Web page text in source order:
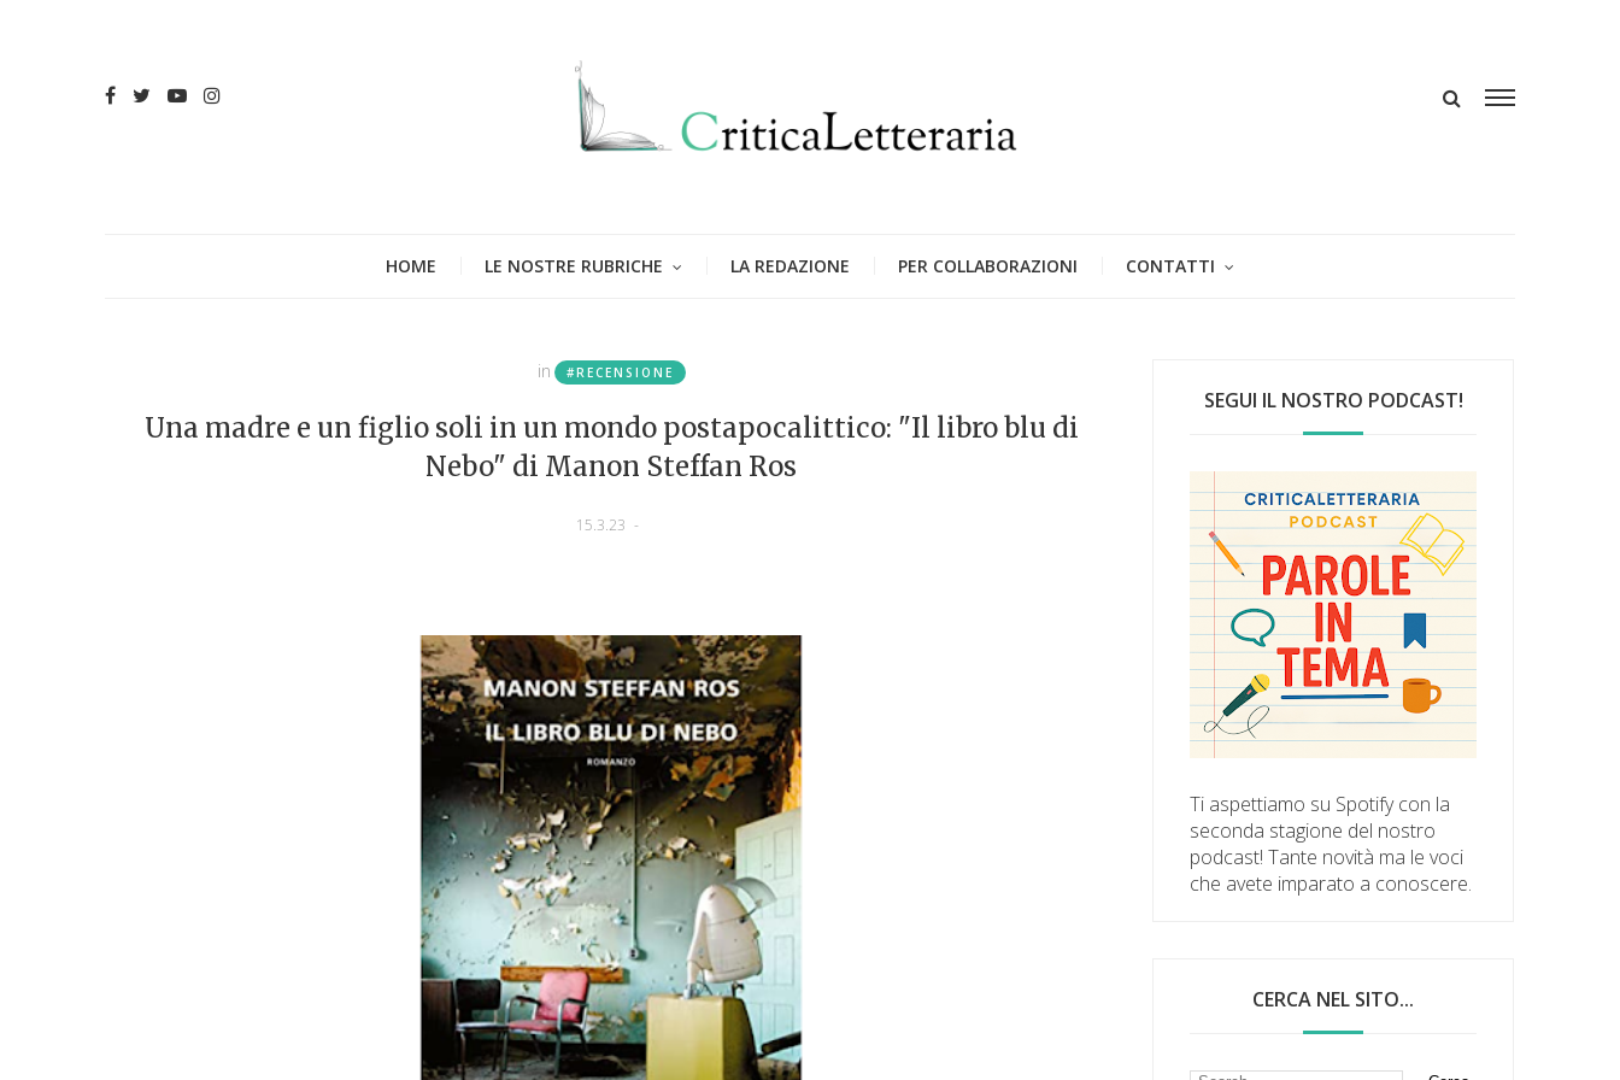
HOME LE NOSTRE RUBRICHE LA REDAZIONE PER COLLABORAZIONI CONTATTI
in #RECENSIONE
Una madre e un figlio soli in un mondo postapocalittico: "Il libro blu di
Nebo" di Manon Steffan Ros
15.3.23 -
SEGUI IL NOSTRO PODCAST!
Ti aspettiamo su Spotify con la
seconda stagione del nostro
podcast! Tante novità ma le voci
che avete imparato a conoscere.
CERCA NEL SITO...